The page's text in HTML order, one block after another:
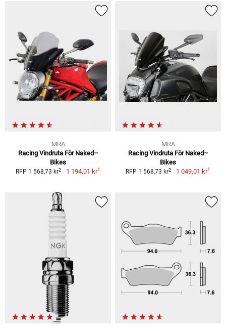
MRA
Racing Vindruta För Naked–
Bikes
RFP 1 568,73 kr2 1 194,01 kr1
MRA
Racing Vindruta För Naked–
Bikes
RFP 1 568,73 kr2 1 049,01 kr1